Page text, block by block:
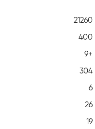
21260
400
9+
304
6
26
19